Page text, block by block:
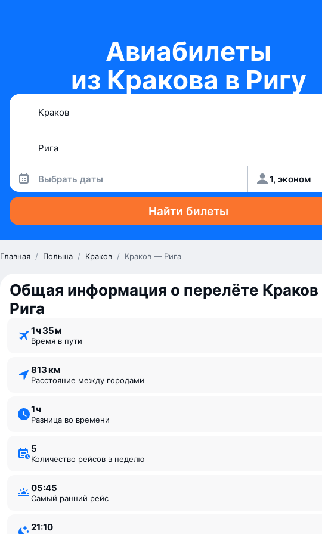
Авиабилеты
из Кракова в Ригу
Выбрать даты 1, эконом
Найти билеты
Главная / Польша / Краков / Краков — Рига
Общая информация о перелёте
Рига
1 ⁠ч 35 ⁠м
Время в пути
813 км
Расстояние между городами
1 ⁠ч
Разница во времени
5
Количество рейсов в неделю
05:45
Самый ранний рейс
21:10